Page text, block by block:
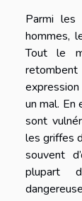
Parmi les
hommes,
Tout le
un mal. En
sont
les griffes
souvent
plupart